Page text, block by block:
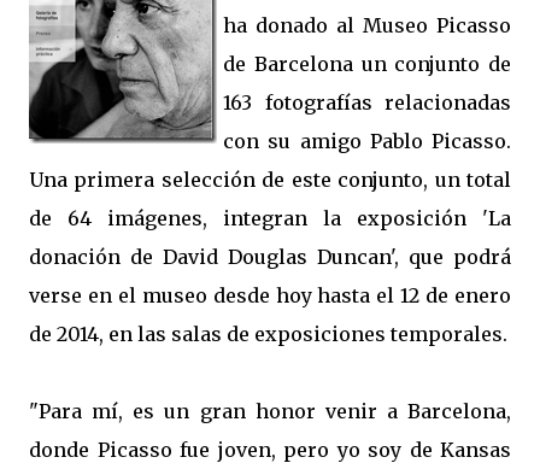
ha donado al Museo Picasso
de Barcelona un conjunto de
163 fotografías relacionadas
con su amigo Pablo Picasso.
Una primera selección de este conjunto, un total
de 64 imágenes, integran la exposición 'La
donación de David Douglas Duncan', que podrá
verse en el museo desde hoy hasta el 12 de enero
de 2014, en las salas de exposiciones temporales.
"Para mí, es un gran honor venir a Barcelona,
donde Picasso fue joven, pero yo soy de Kansas